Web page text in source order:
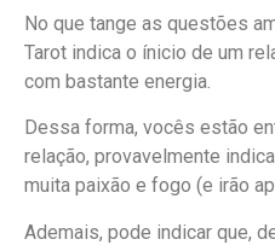
No que tange as questões
Tarot indica o ínicio de um
com bastante energia.
Dessa forma, vocês estão
relação, provavelmente
muita paixão e fogo (e irão
Ademais, pode indicar que,